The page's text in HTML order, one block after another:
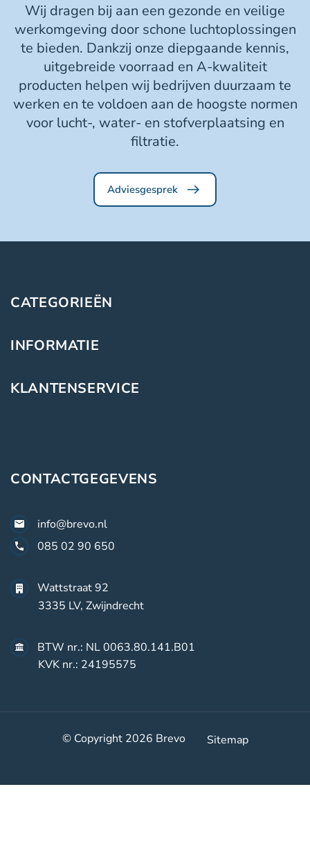
Wij dragen bij aan een gezonde en veilige
werkomgeving door schone luchtoplossingen
te bieden. Dankzij onze diepgaande kennis,
uitgebreide voorraad en A-kwaliteit
producten helpen wij bedrijven duurzaam te
werken en te voldoen aan de hoogste normen
voor lucht-, water- en stofverplaatsing en
filtratie.
Adviesgesprek
CATEGORIEËN
INFORMATIE
KLANTENSERVICE
CONTACTGEGEVENS
info@brevo.nl
085 02 90 650
Wattstraat 92
3335 LV, Zwijndrecht
BTW nr.: NL 0063.80.141.B01
KVK nr.: 24195575
© Copyright 2026 Brevo Sitemap